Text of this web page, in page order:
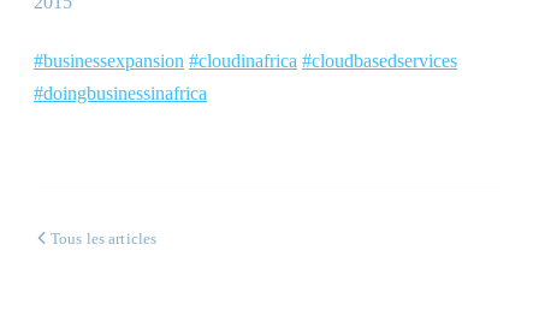
#businessexpansion #cloudinafrica #cloudbasedservices
#doingbusinessinafrica
Tous les articles